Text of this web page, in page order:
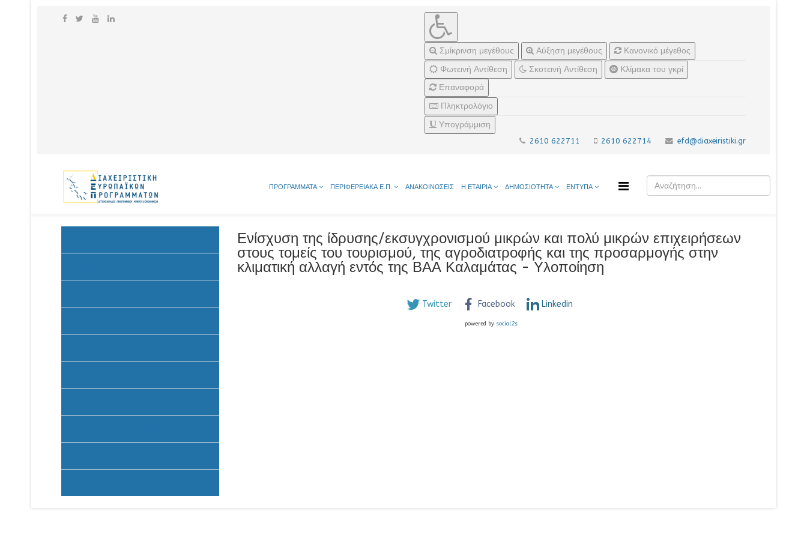
Σμίκρινση μεγέθους Αύξηση μεγέθους
Κανονικό μέγεθος
Φωτεινή Αντίθεση
Σκοτεινή Αντίθεση
Κλίμακα του γκρί
Επαναφορά
Πληκτρολόγιο
Υπογράμμιση
2610 622711 2610 622714 efd@diaxeiristiki.gr
ΠΡΟΓΡΑΜΜΑΤΑ ΠΕΡΙΦΕΡΕΙΑΚΑ Ε.Π. ΑΝΑΚΟΙΝΩΣΕΙΣ Η ΕΤΑΙΡΙΑ ΔΗΜΟΣΙΟΤΗΤΑ ΕΝΤΥΠΑ
Ενίσχυση της ίδρυσης/εκσυγχρονισμού μικρών και πολύ μικρών επιχειρήσεων
στους τομείς του τουρισμού, της αγροδιατροφής και της προσαρμογής στην
κλιματική αλλαγή εντός της ΒΑΑ Καλαμάτας - Υλοποίηση
Twitter Facebook Linkedin
powered by social2s